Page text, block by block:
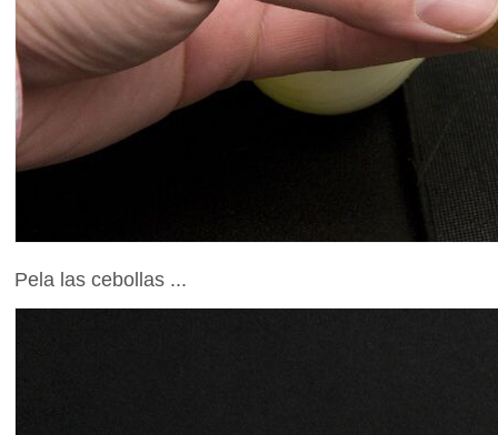
Pela las cebollas ...